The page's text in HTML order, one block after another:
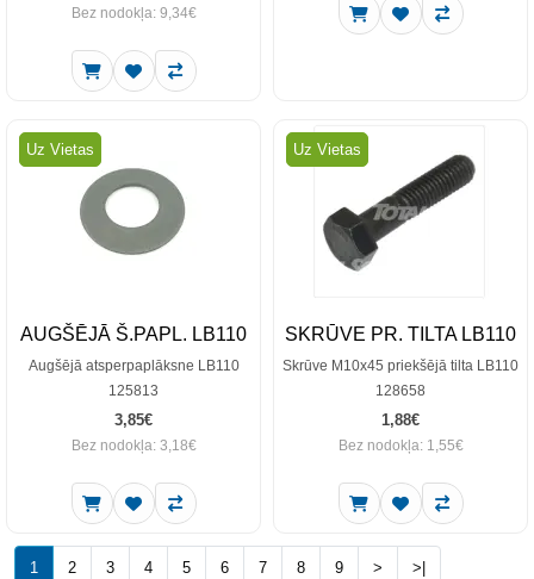
Bez nodokļa: 9,34€
Uz Vietas
AUGŠĒJĀ Š.PAPL. LB110
Augšējā atsperpaplāksne LB110
125813
3,85€
Bez nodokļa: 3,18€
Uz Vietas
SKRŪVE PR. TILTA LB110
Skrūve M10x45 priekšējā tilta LB110
128658
1,88€
Bez nodokļa: 1,55€
1 2 3 4 5 6 7 8 9 > >|